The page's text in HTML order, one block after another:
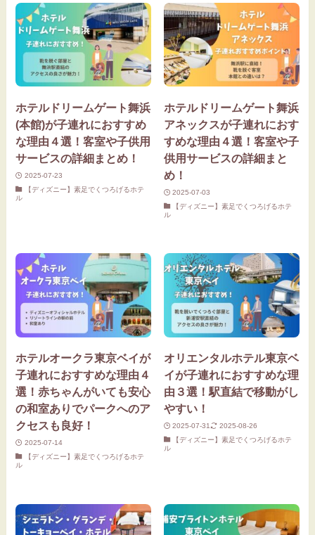
ホテルドリームゲート舞浜
(本館)が子連れにおすすめ
な理由４選！客室や子供用
サービスの詳細まとめ！
2025-07-23
【ディズニー】素足でくつろげるホテ
ル
ホテルドリームゲート舞浜
アネックスが子連れにおす
すめな理由４選！客室や子
供用サービスの詳細まと
め！
2025-07-03
【ディズニー】素足でくつろげるホテ
ル
ホテルオークラ東京ベイが
子連れにおすすめな理由４
選！赤ちゃんがいても安心
の和室ありでパークへのア
クセスも良好！
2025-07-14
【ディズニー】素足でくつろげるホテ
ル
オリエンタルホテル東京ベ
イが子連れにおすすめな理
由３選！駅直結で移動がし
やすい！
2025-07-31
2025-08-26
【ディズニー】素足でくつろげるホテ
ル